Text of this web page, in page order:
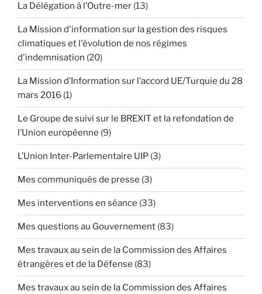
La Délégation à l’Outre-mer (13)
La Mission d'information sur la gestion des risques
climatiques et l'évolution de nos régimes
d'indemnisation (20)
La Mission d’Information sur l’accord UE/Turquie du 28
mars 2016 (1)
Le Groupe de suivi sur le BREXIT et la refondation de
l’Union européenne (9)
L’Union Inter-Parlementaire UIP (3)
Mes communiqués de presse (3)
Mes interventions en séance (33)
Mes questions au Gouvernement (83)
Mes travaux au sein de la Commission des Affaires
étrangères et de la Défense (83)
Mes travaux au sein de la Commission des Affaires